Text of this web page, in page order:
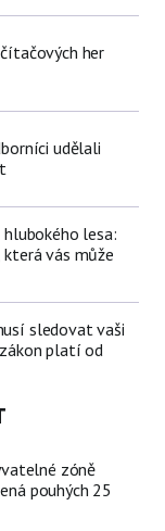
her
udělali
lesa:
vás může
sledovat vaši
platí od
zóně
pouhých 25